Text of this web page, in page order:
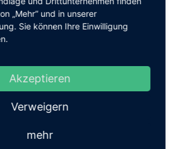
„Mehr“ und in unserer
Sie können Ihre Einwilligung
Akzeptieren
Verweigern
mehr